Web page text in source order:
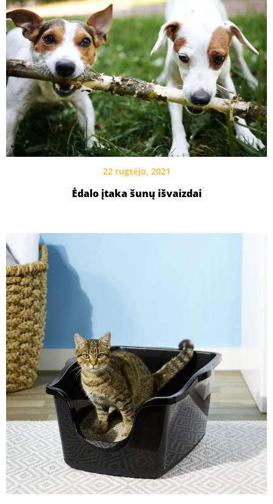
22 rugsėjo, 2021
Ėdalo įtaka šunų išvaizdai